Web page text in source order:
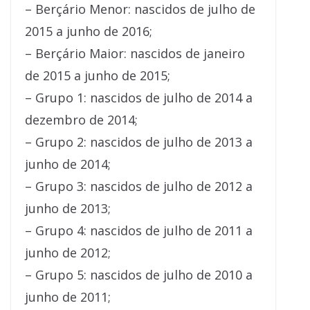
– Berçário Menor: nascidos de julho de
2015 a junho de 2016;
– Berçário Maior: nascidos de janeiro
de 2015 a junho de 2015;
– Grupo 1: nascidos de julho de 2014 a
dezembro de 2014;
– Grupo 2: nascidos de julho de 2013 a
junho de 2014;
– Grupo 3: nascidos de julho de 2012 a
junho de 2013;
– Grupo 4: nascidos de julho de 2011 a
junho de 2012;
– Grupo 5: nascidos de julho de 2010 a
junho de 2011;